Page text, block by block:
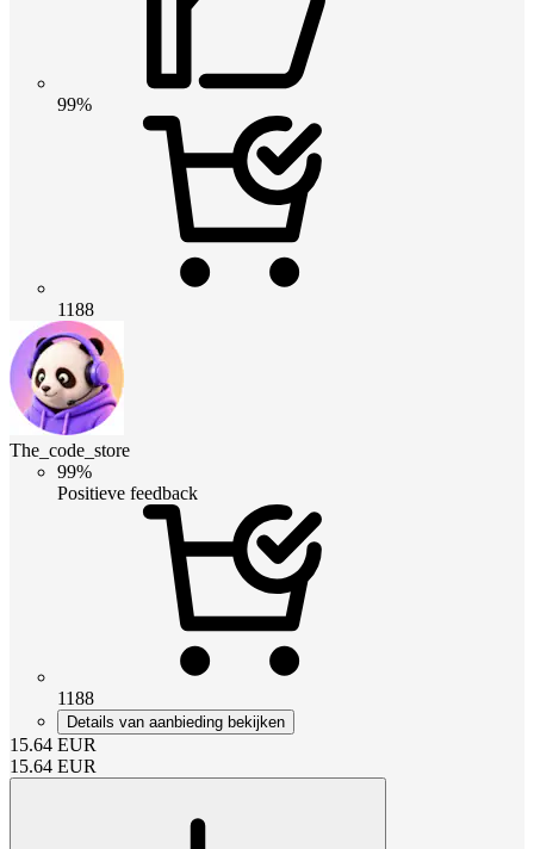
99%
1188
The_code_store
99%
Positieve feedback
1188
Details van aanbieding bekijken
15.64 EUR
15.64 EUR